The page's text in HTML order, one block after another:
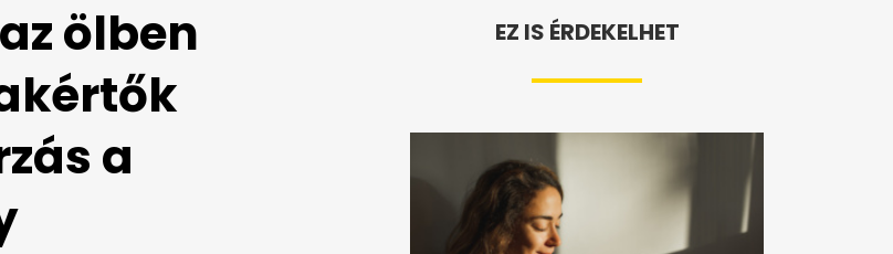
ölben
a
EZ IS ÉRDEKELHET